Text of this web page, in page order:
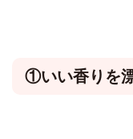
①いい香りを